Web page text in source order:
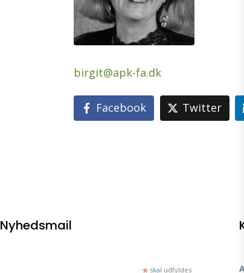
birgit@apk-fa.dk
Facebook Twitter
Nyhedsmail
skal udfyldes